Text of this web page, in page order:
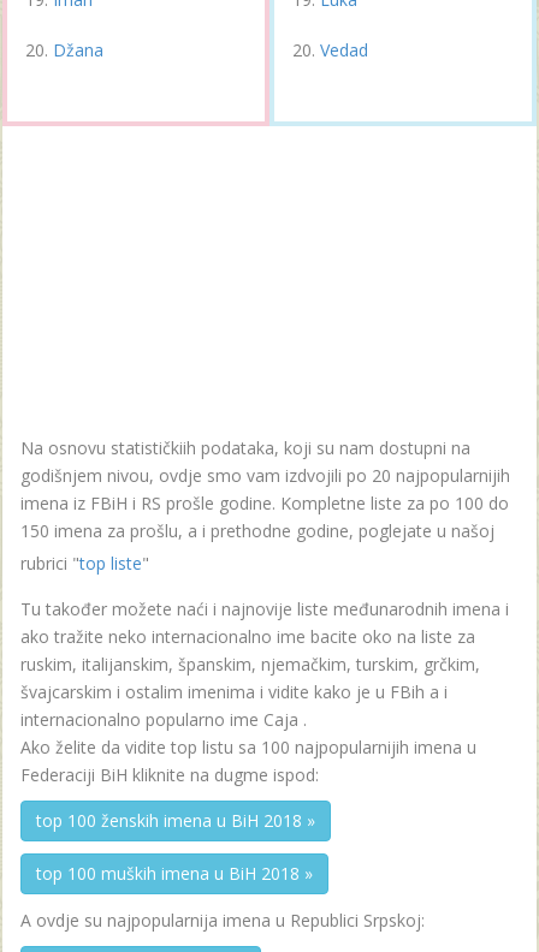
Džana Vedad
Na osnovu statističkiih podataka, koji su nam dostupni na
godišnjem nivou, ovdje smo vam izdvojili po 20 najpopularnijih
imena iz FBiH i RS prošle godine. Kompletne liste za po 100 do
150 imena za prošlu, a i prethodne godine, poglejate u našoj
rubrici "top liste"
Tu također možete naći i najnovije liste međunarodnih imena i
ako tražite neko internacionalno ime bacite oko na liste za
ruskim, italijanskim, španskim, njemačkim, turskim, grčkim,
švajcarskim i ostalim imenima i vidite kako je u FBih a i
internacionalno popularno ime Caja .
Ako želite da vidite top listu sa 100 najpopularnijih imena u
Federaciji BiH kliknite na dugme ispod:
top 100 ženskih imena u BiH 2018 »
top 100 muških imena u BiH 2018 »
A ovdje su najpopularnija imena u Republici Srpskoj: